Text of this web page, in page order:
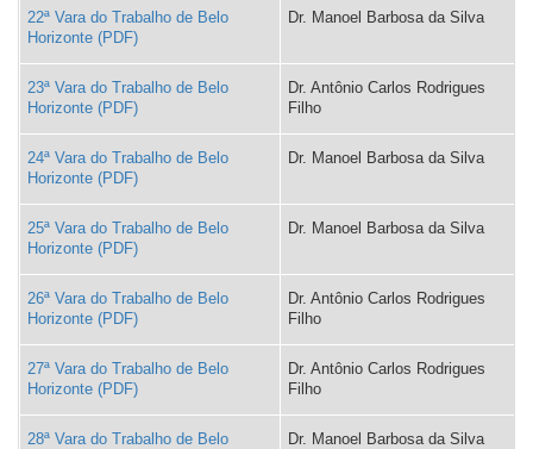
22ª Vara do Trabalho de Belo
Horizonte
Dr. Manoel Barbosa da Silva
23ª Vara do Trabalho de Belo
Horizonte
Dr. Antônio Carlos Rodrigues
Filho
24ª Vara do Trabalho de Belo
Horizonte
Dr. Manoel Barbosa da Silva
25ª Vara do Trabalho de Belo
Horizonte
Dr. Manoel Barbosa da Silva
26ª Vara do Trabalho de Belo
Horizonte
Dr. Antônio Carlos Rodrigues
Filho
27ª Vara do Trabalho de Belo
Horizonte
Dr. Antônio Carlos Rodrigues
Filho
28ª Vara do Trabalho de Belo
Dr. Manoel Barbosa da Silva